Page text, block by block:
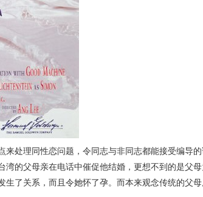
处理同性恋问题，令同志与非同志都能接受编导
的父母亲在电话中催促他结婚，更想不到的是父
了关系，而且令她怀了孕。而本来观念传统的父